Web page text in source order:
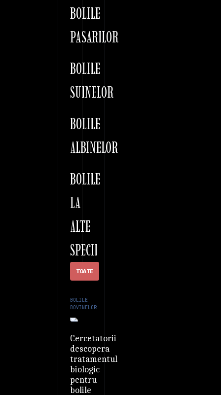
BOLILE
PASARILOR
BOLILE
SUINELOR
BOLILE
ALBINELOR
BOLILE
LA
ALTE
SPECII
TOATE
BOLILE
BOVINELOR
Cercetatorii
descopera
tratamentul
biologic
pentru
bolile